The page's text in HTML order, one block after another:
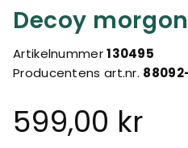
Decoy
Artikelnummer130495
Producentens art.nr.
599,00 kr